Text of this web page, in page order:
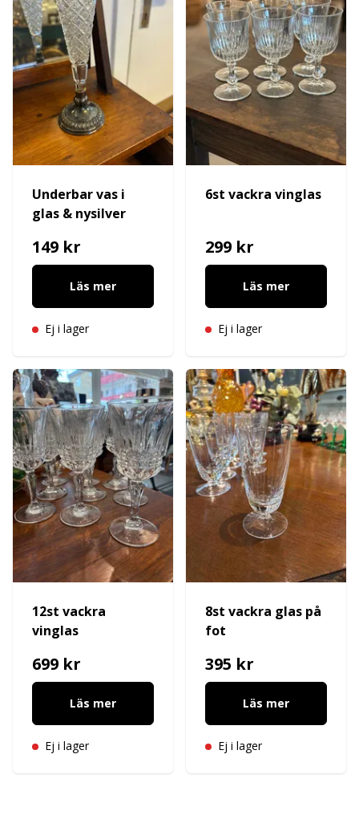
Underbar vas i
glas & nysilver
149 kr
Läs mer
Ej i lager
6st vackra vinglas
299 kr
Läs mer
Ej i lager
12st vackra
vinglas
699 kr
Läs mer
Ej i lager
8st vackra glas på
fot
395 kr
Läs mer
Ej i lager